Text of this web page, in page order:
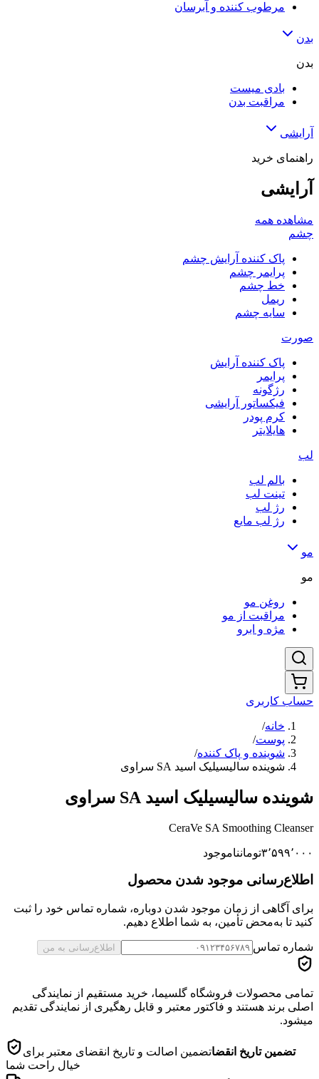
مرطوب کننده و آبرسان
بدن
بدن
بادی میست
مراقبت بدن
آرایشی
راهنمای خرید
آرایشی
مشاهده همه
چشم
پاک کننده آرایش چشم
پرایمر چشم
خط چشم
ریمل
سایه چشم
صورت
پاک کننده آرایش
پرایمر
رژگونه
فیکساتور آرایشی
کرم پودر
هایلایتر
لب
بالم لب
تینت لب
رژ لب
رژ لب مایع
مو
مو
روغن مو
مراقبت از مو
مژه و ابرو
حساب کاربری
خانه/
پوست/
شوینده و پاک کننده/
شوینده سالیسیلیک اسید SA سراوی
شوینده سالیسیلیک اسید SA سراوی
CeraVe SA Smoothing Cleanser
۳٬۵۹۹٬۰۰۰تومانناموجود
اطلاع‌رسانی موجود شدن محصول
برای آگاهی از زمان موجود شدن دوباره، شماره تماس خود را ثبت
کنید تا به‌محض تأمین، به شما اطلاع دهیم.
شماره تماس اطلاع‌رسانی به من
تمامی محصولات فروشگاه گلسیما، خرید مستقیم از نمایندگی
اصلی برند هستند و فاکتور معتبر و قابل رهگیری از نمایندگی تقدیم
میشود.
تضمین تاریخ انقضاتضمین اصالت و تاریخ انقضای معتبر برای
خیال راحت شما